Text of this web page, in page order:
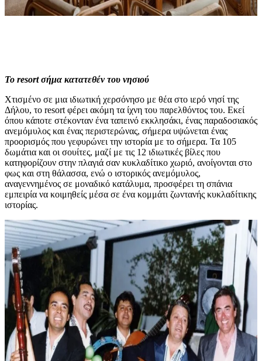
Το resort σήμα κατατεθέν του νησιού
Χτισμένο σε μια ιδιωτική χερσόνησο με θέα στο ιερό νησί της
Δήλου, το resort φέρει ακόμη τα ίχνη του παρελθόντος του. Εκεί
όπου κάποτε στέκονταν ένα ταπεινό εκκλησάκι, ένας παραδοσιακός
ανεμόμυλος και ένας περιστερώνας, σήμερα υψώνεται ένας
προορισμός που γεφυρώνει την ιστορία με το σήμερα. Τα 105
δωμάτια και οι σουίτες, μαζί με τις 12 ιδιωτικές βίλες που
κατηφορίζουν στην πλαγιά σαν κυκλαδίτικο χωριό, ανοίγονται στο
φως και στη θάλασσα, ενώ ο ιστορικός ανεμόμυλος,
αναγεννημένος σε μοναδικό κατάλυμα, προσφέρει τη σπάνια
εμπειρία να κοιμηθείς μέσα σε ένα κομμάτι ζωντανής κυκλαδίτικης
ιστορίας.